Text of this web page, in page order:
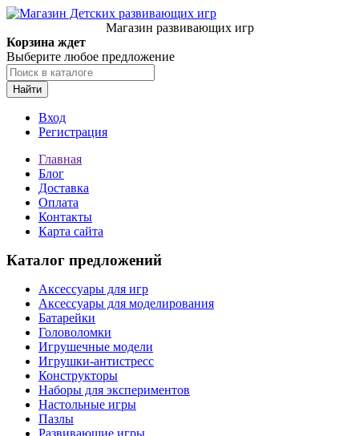
Магазин развивающих игр
Корзина ждет
Выберите любое предложение
Найти
Вход
Регистрация
Главная
Блог
Доставка
Оплата
Контакты
Карта сайта
Каталог предложений
Аксессуары для игр
Аксессуары для моделирования
Батарейки
Головоломки
Игрушечные модели
Игрушки-антистресс
Конструкторы
Наборы для экспериментов
Настольные игры
Пазлы
Развивающие игры